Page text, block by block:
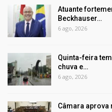
Atuante
Beckhauser…
6 ago, 2026
Quinta-feira
chuva e…
6 ago, 2026
Câmara